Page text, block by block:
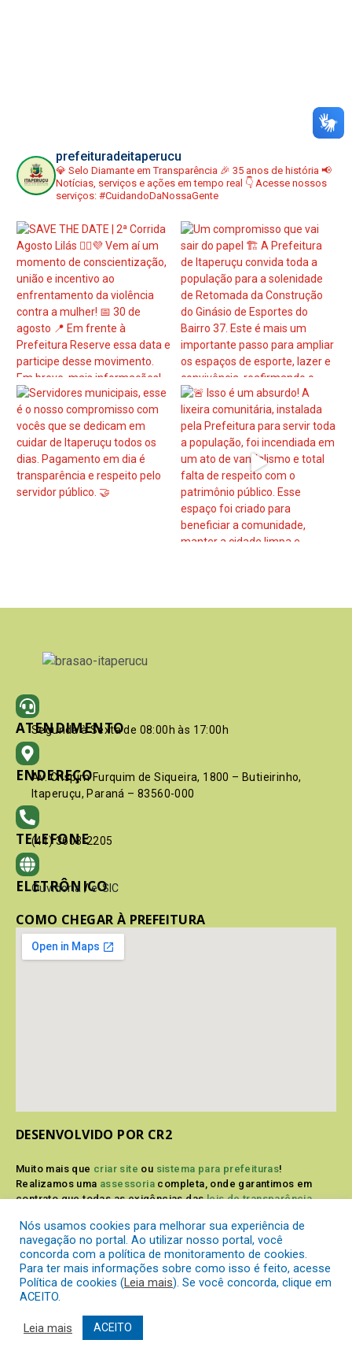
prefeituradeitaperucu
💎 Selo Diamante em Transparência 🎉 35 anos de história 📢
Notícias, serviços e ações em tempo real 👇 Acesse nossos
serviços: #CuidandoDaNossaGente
ATENDIMENTO
Segunda à Sexta de 08:00h às 17:00h
ENDEREÇO
Av. Crispim Furquim de Siqueira, 1800 – Butieirinho,
Itaperuçu, Paraná – 83560-000
TELEFONE
(41) 3603-2205
ELETRÔNICO
Ouvidoria / e-SIC
COMO CHEGAR À PREFEITURA
DESENVOLVIDO POR CR2
Muito mais que criar site ou sistema para prefeituras!
Realizamos uma assessoria completa, onde garantimos em
contrato que todas as exigências dasleis de transparência
Conheça oPNTPe oRadar da Transparência Pública
Todos os direitos reservados a
Nós usamos cookies para melhorar sua experiência de
navegação no portal. Ao utilizar nosso portal, você
concorda com a política de monitoramento de cookies.
Para ter mais informações sobre como isso é feito, acesse
Política de cookies (Leia mais). Se você concorda, clique em
ACEITO.
Leia mais ACEITO